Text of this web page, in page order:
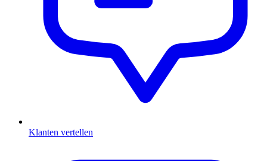
Klanten vertellen